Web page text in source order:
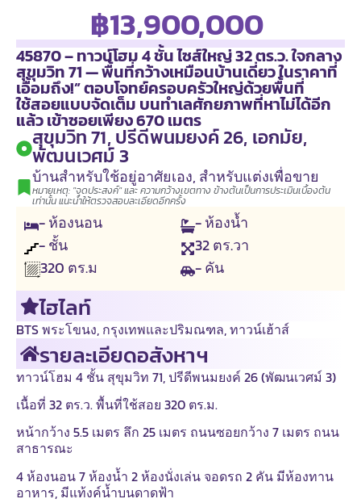
฿13,900,000
45870 – ทาวน์โฮม 4 ชั้น ไซส์ใหญ่ 32 ตร.ว. ใจกลาง
สุขุมวิท 71 — พื้นที่กว้างเหมือนบ้านเดี่ยว ในราคาที่
เอื้อมถึง!” ตอบโจทย์ครอบครัวใหญ่ด้วยพื้นที่
ใช้สอยแบบจัดเต็ม บนทำเลศักยภาพที่หาไม่ได้อีก
แล้ว เข้าซอยเพียง 670 เมตร
สุขุมวิท 71, ปรีดีพนมยงค์ 26, เอกมัย,
พัฒนเวศม์ 3
บ้านสำหรับใช้อยู่อาศัยเอง, สำหรับแต่งเพื่อขาย
หมายเหตุ: "จุดประสงค์" และ ความกว้างเขตทาง ข้างต้นเป็นการประเมินเบื้องต้น
เท่านั้น แนะนำให้ตรวจสอบละเอียดอีกครั้ง
- ห้องนอน
- ห้องน้ำ
- ชั้น
32ตร.วา
320 ตร.ม - คัน
ไฮไลท์
BTS พระโขนง, กรุงเทพและปริมณฑล,ทาวน์เฮ้าส์
รายละเอียดอสังหาฯ
ทาวน์โฮม 4 ชั้น สุขุมวิท 71, ปรีดีพนมยงค์ 26 (พัฒนเวศม์ 3)
เนื้อที่ 32 ตร.ว. พื้นที่ใช้สอย 320 ตร.ม.
หน้ากว้าง 5.5 เมตร ลึก 25 เมตร ถนนซอยกว้าง 7 เมตร ถนน
สาธารณะ
4 ห้องนอน 7 ห้องน้ำ 2 ห้องนั่งเล่น จอดรถ 2 คัน มีห้องทาน
อาหาร, มีแท้งค์น้ำบนดาดฟ้า